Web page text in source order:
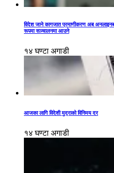
विदेश जाने कागजात प्रमाणीकरण अब
रूपमा सञ्चालनमा आउने
१४ घण्टा अगाडी
आजका लागि विदेशी मुद्राको विनिमय दर
१४ घण्टा अगाडी